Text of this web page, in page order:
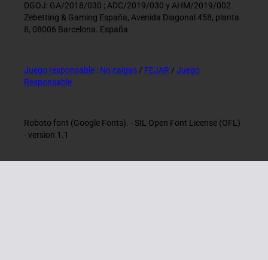
DGOJ: GA/2018/030 ; ADC/2019/030 y AHM/2019/002.
Zebetting & Gaming España, Avenida Diagonal 458, planta
8, 08006 Barcelona. España
Juego responsable : No caigas / FEJAR / Juego
Responsable
Roboto font (Google Fonts). - SIL Open Font License (OFL)
- version 1.1